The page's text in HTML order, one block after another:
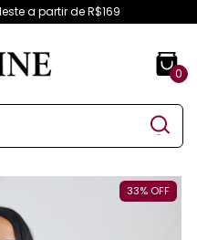
a partir de R$169
0
33% OFF